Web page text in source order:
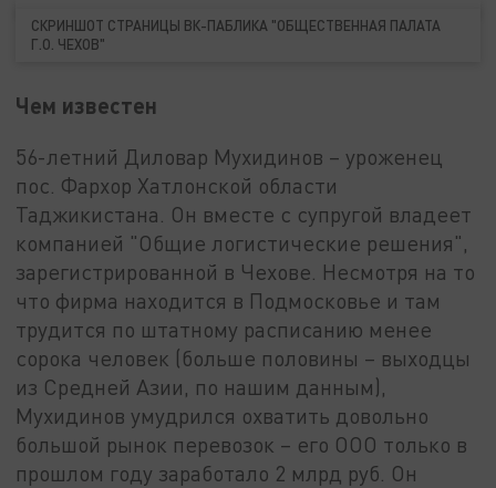
СКРИНШОТ СТРАНИЦЫ ВК-ПАБЛИКА "ОБЩЕСТВЕННАЯ ПАЛАТА
Г.О. ЧЕХОВ"
Чем известен
56-летний Диловар Мухидинов – уроженец
пос. Фархор Хатлонской области
Таджикистана. Он вместе с супругой владеет
компанией "Общие логистические решения",
зарегистрированной в Чехове. Несмотря на то
что фирма находится в Подмосковье и там
трудится по штатному расписанию менее
сорока человек (больше половины – выходцы
из Средней Азии, по нашим данным),
Мухидинов умудрился охватить довольно
большой рынок перевозок – его ООО только в
прошлом году заработало 2 млрд руб. Он